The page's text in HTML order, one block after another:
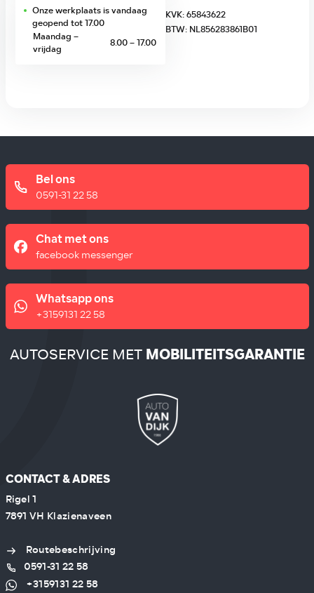
Onzewerkplaatsis vandaag
geopend tot 17.00
Maandag –
vrijdag
8.00 – 17.00
KVK: 65843622
BTW: NL856283861B01
Bel ons
0591-31 22 58
Chat met ons
facebook messenger
Whatsapp ons
+3159131 22 58
AUTOSERVICE MET MOBILITEITSGARANTIE
CONTACT & ADRES
Rigel 1
7891 VH Klazienaveen
Routebeschrijving
0591-31 22 58
+3159131 22 58